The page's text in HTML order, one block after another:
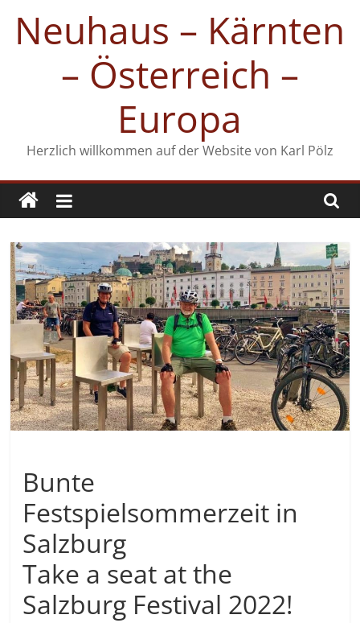
Inhalt
springen
Neuhaus – Kärnten
– Österreich –
Europa
Herzlich willkommen auf der Website von Karl Pölz
Bunte
Festspielsommerzeit in
Salzburg
Take a seat at the
Salzburg Festival 2022!